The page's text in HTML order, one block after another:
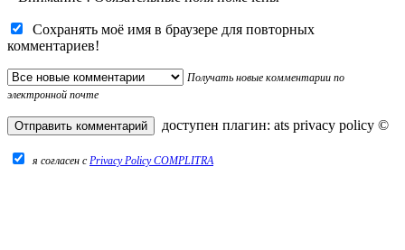
Сохранять моё имя в браузере для повторных
комментариев!
Получать новые комментарии по
электронной почте
доступен плагин: ats privacy policy ©
я согласен cPrivacy Policy COMPLITRA